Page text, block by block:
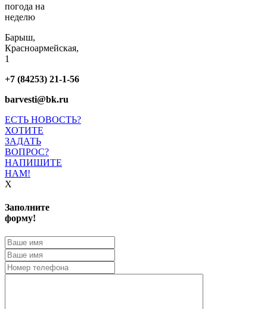
погода на
неделю
Барыш,
Красноармейская,
1
+7 (84253) 21-1-56
barvesti@bk.ru
ЕСТЬ НОВОСТЬ?
ХОТИТЕ
ЗАДАТЬ
ВОПРОС?
НАПИШИТЕ
НАМ!
X
Заполните
форму!